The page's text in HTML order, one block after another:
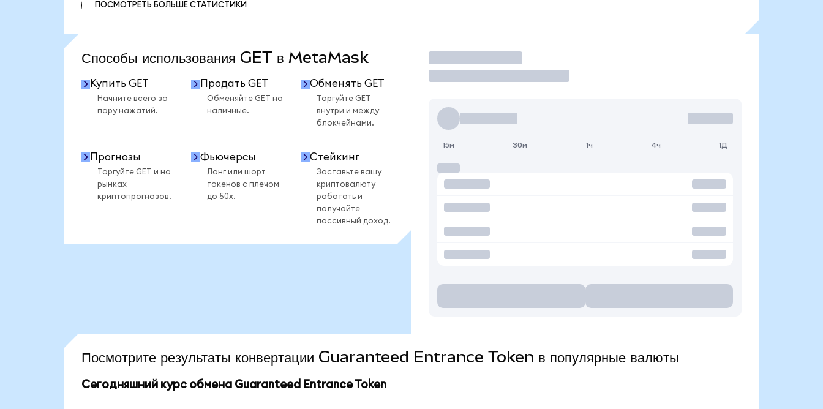
ПОСМОТРЕТЬ БОЛЬШЕ СТАТИСТИКИ
Способы использования GET в MetaMask
Купить GET
Начните всего за
пару нажатий.
Продать GET
Обменяйте GET на
наличные.
Обменять GET
Торгуйте GET
внутри и между
блокчейнами.
Прогнозы
Торгуйте GET и на
рынках
криптопрогнозов.
Фьючерсы
Лонг или шорт
токенов с плечом
до 50x.
Стейкинг
Заставьте вашу
криптовалюту
работать и
получайте
пассивный доход.
Торговать
15м 30м 1ч 4ч 1Д
Посмотрите результаты конвертации Guaranteed Entrance Token в популярные валюты
Сегодняшний курс обмена Guaranteed Entrance Token